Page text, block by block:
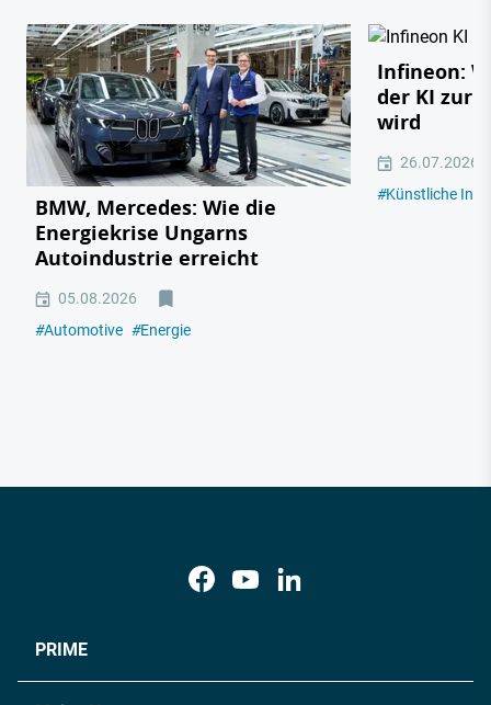
BMW, Mercedes: Wie die
Energiekrise Ungarns
Autoindustrie erreicht
05.08.2026
#Automotive #Energie
Infineon:
der KI zur
wird
26.07.2026
#Künstliche
PRIME